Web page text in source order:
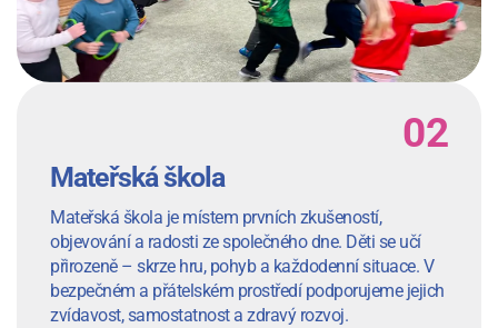
Mateřská škola
Mateřská škola je místem prvních zkušeností,
objevování a radosti ze společného dne. Děti se učí
přirozeně – skrze hru, pohyb a každodenní situace. V
bezpečném a přátelském prostředí podporujeme jejich
zvídavost, samostatnost a zdravý rozvoj.